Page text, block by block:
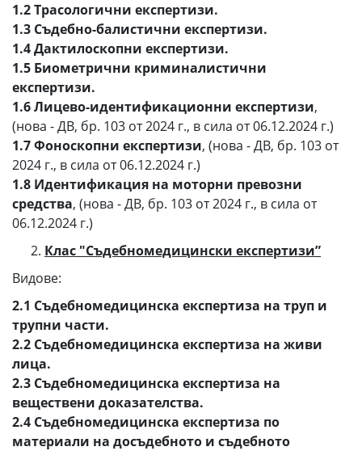
1.2 Трасологични експертизи.
1.3 Съдебно-балистични експертизи.
1.4 Дактилоскопни експертизи.
1.5 Биометрични криминалистични
експертизи.
1.6 Лицево-идентификационни експертизи,
(нова - ДВ, бр. 103 от 2024 г., в сила от 06.12.2024 г.)
1.7 Фоноскопни експертизи, (нова - ДВ, бр. 103 от
2024 г., в сила от 06.12.2024 г.)
1.8 Идентификация на моторни превозни
средства, (нова - ДВ, бр. 103 от 2024 г., в сила от
06.12.2024 г.)
Клас "Съдебномедицински експертизи”
Видове:
2.1 Съдебномедицинска експертиза на труп и
трупни части.
2.2 Съдебномедицинска експертиза на живи
лица.
2.3 Съдебномедицинска експертиза на
веществени доказателства.
2.4 Съдебномедицинска експертиза по
материали на досъдебното и съдебното